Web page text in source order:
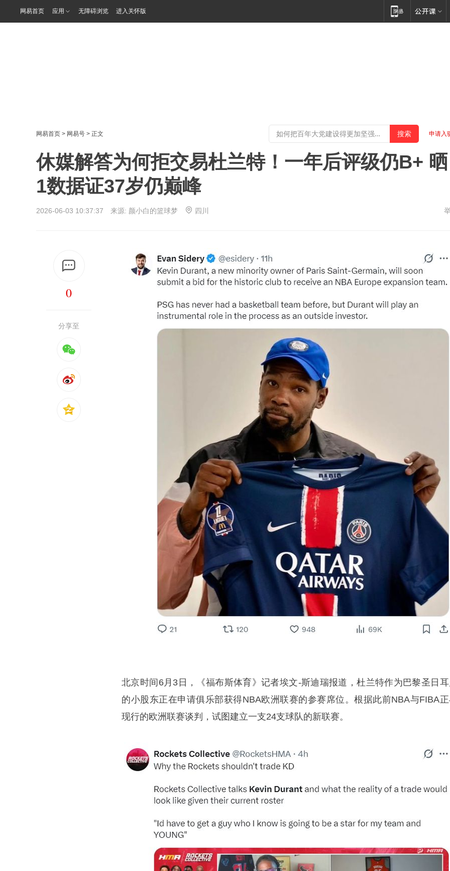
网易首页 应用 无障碍浏览 进入关怀版
网易首页 > 网易号 > 正文 申请入
休媒解答为何拒交易杜兰特！一年后评级仍B+ 晒
1数据证37岁仍巅峰
2026-06-03 10:37:37 来源: 颜小白的篮球梦 四川
0
分享至
北京时间6月3日，《福布斯体育》记者埃文-斯迪瑞报道，杜兰特作为巴黎圣日
的小股东正在申请俱乐部获得NBA欧洲联赛的参赛席位。根据此前NBA与FIBA
现行的欧洲联赛谈判，试图建立一支24支球队的新联赛。